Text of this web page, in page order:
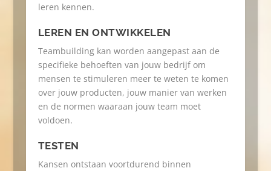
leren kennen.
LEREN EN ONTWIKKELEN
Teambuilding kan worden aangepast aan de
specifieke behoeften van jouw bedrijf om
mensen te stimuleren meer te weten te komen
over jouw producten, jouw manier van werken
en de normen waaraan jouw team moet
voldoen.
TESTEN
Kansen ontstaan voortdurend binnen